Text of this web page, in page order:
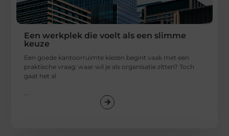
Een werkplek die voelt als een slimme
keuze
Een goede kantoorruimte kiezen begint vaak met een
praktische vraag: waar wil je als organisatie zitten? Toch
gaat het al